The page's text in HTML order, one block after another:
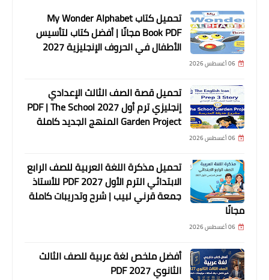
تحميل كتاب My Wonder Alphabet
Book PDF مجانًا | أفضل كتاب لتأسيس
الأطفال في الحروف الإنجليزية 2027
06 أغسطس 2026
تحميل قصة الصف الثالث الإعدادي
إنجليزي ترم أول 2027 PDF | The School
Garden Project المنهج الجديد كاملة
06 أغسطس 2026
تحميل مذكرة اللغة العربية للصف الرابع
الابتدائي الترم الأول 2027 PDF للأستاذ
جمعة قرني لبيب | شرح وتدريبات كاملة
مجانًا
06 أغسطس 2026
أفضل ملخص لغة عربية للصف الثالث
الثانوي 2027 PDF